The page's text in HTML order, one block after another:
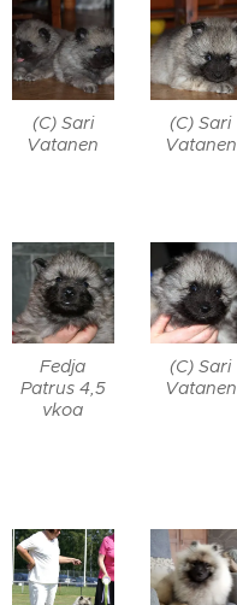
(C) Sari
Vatanen
(C) Sari
Vatanen
Fedja
Patrus 4,5
vkoa
(C) Sari
Vatanen